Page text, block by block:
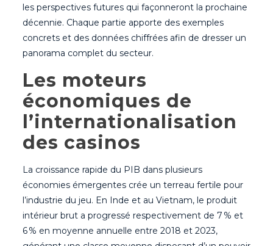
les perspectives futures qui façonneront la prochaine
décennie. Chaque partie apporte des exemples
concrets et des données chiffrées afin de dresser un
panorama complet du secteur.
Les moteurs
économiques de
l’internationalisation
des casinos
La croissance rapide du PIB dans plusieurs
économies émergentes crée un terreau fertile pour
l’industrie du jeu. En Inde et au Vietnam, le produit
intérieur brut a progressé respectivement de 7 % et
6 % en moyenne annuelle entre 2018 et 2023,